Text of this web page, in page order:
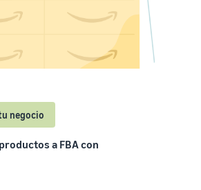
negocio
a FBA con